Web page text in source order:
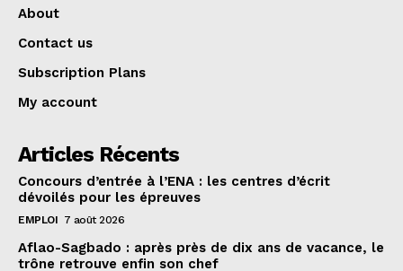
About
Contact us
Subscription Plans
My account
Articles Récents
Concours d’entrée à l’ENA : les centres d’écrit
dévoilés pour les épreuves
EMPLOI 7 août 2026
Aflao-Sagbado : après près de dix ans de vacance, le
trône retrouve enfin son chef